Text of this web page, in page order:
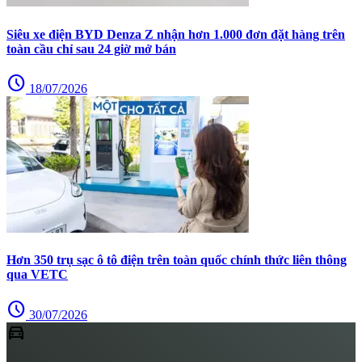
Siêu xe điện BYD Denza Z nhận hơn 1.000 đơn đặt hàng trên
toàn cầu chỉ sau 24 giờ mở bán
schedule 18/07/2026
Hơn 350 trụ sạc ô tô điện trên toàn quốc chính thức liên thông
qua VETC
schedule 30/07/2026
directions_car